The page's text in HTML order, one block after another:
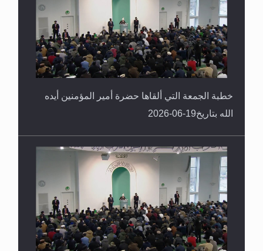
خطبة الجمعة التي ألقاها حضرة أمير المؤمنين أيده
الله بتاريخ19-06-2026